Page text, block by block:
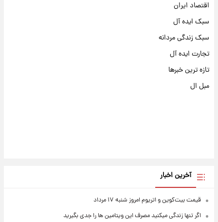
اقتصاد ایران
سبک ایده آل
سبک زندگی مردانه
تجارت ایده آل
تازه ترین خبرها
مبل ال
آخرین اخبار
قیمت بیت‌کوین و اتریوم امروز شنبه ۱۷ مرداد
اگر تنها زندگی میکنید مصرف این ویتامین ها را جدی بگیرید